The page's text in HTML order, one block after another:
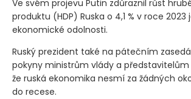
Ve svém projevu Putin zdůraznil růst
produktu (HDP) Ruska o 4,1 % v roce 2023
ekonomické odolnosti.
Ruský prezident také na pátečním
pokyny ministrům vlády a
že ruská ekonomika nesmí za žádných
do recese.